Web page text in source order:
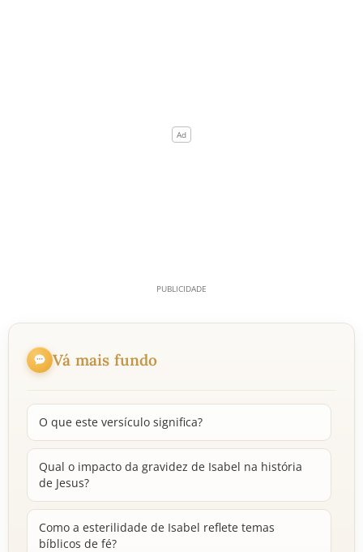
Vá mais fundo
O que este versículo significa?
Qual o impacto da gravidez de Isabel na história
de Jesus?
Como a esterilidade de Isabel reflete temas
bíblicos de fé?